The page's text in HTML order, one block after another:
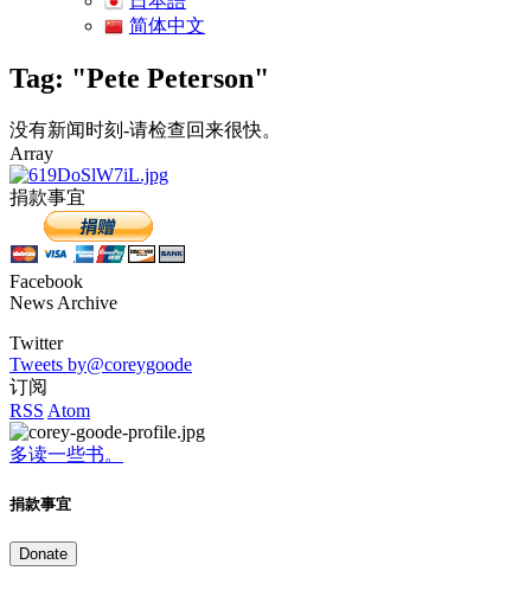
简体中文
Tag: "Pete Peterson"
没有新闻时刻-请检查回来很快。
Array
捐款事宜
Facebook
News Archive
Twitter
Tweets by@coreygoode
订阅
RSS Atom
多读一些书。
捐款事宜
Donate